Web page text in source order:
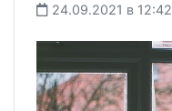
24.09.2021 в 12:42